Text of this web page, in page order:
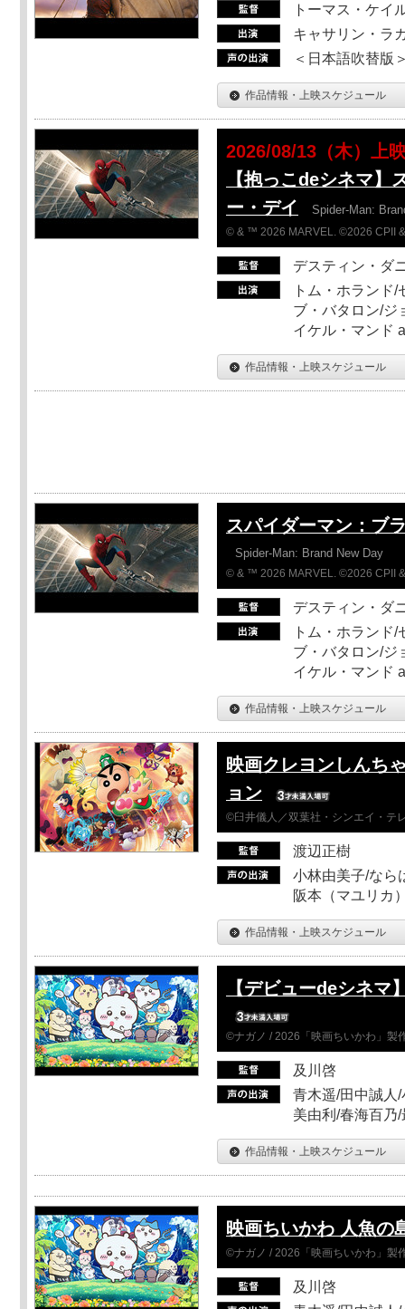
トーマス・ケイ
キャサリン・ラ
＜日本語吹替版
作品情報・上映スケジュール
2026/08/13（木）上
【抱っこdeシネマ】
ー・デイ
Spider-Man:
© & ™ 2026 MARVEL. ©2026 CPII
デスティン・ダ
トム・ホランド
ブ・バタロン/ジ
イケル・マンド
作品情報・上映スケジュール
スパイダーマン：ブ
Spider-Man: Brand New Day
© & ™ 2026 MARVEL. ©2026 CPII
デスティン・ダ
トム・ホランド
ブ・バタロン/ジ
イケル・マンド
作品情報・上映スケジュール
映画クレヨンしんち
ョン
©臼井儀人／双葉社・シンエイ・テ
渡辺正樹
小林由美子/なら
阪本（マユリカ
作品情報・上映スケジュール
【デビューdeシネマ
©ナガノ / 2026「映画ちいかわ」製
及川啓
青木遥/田中誠人
美由利/春海百乃
作品情報・上映スケジュール
映画ちいかわ 人魚の
©ナガノ / 2026「映画ちいかわ」製
及川啓